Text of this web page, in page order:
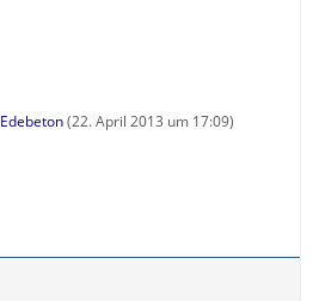
Edebeton(22. April 2013 um 17:09)